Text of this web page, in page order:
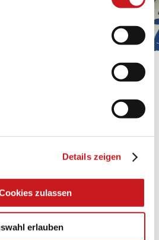
verarbeiten. Hier geht’s zum
Details zeigen
zulassen
erlauben
der besonderten Art und
Tipp